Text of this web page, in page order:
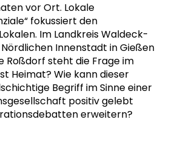
vor Ort. Lokale
fokussiert den
Im Landkreis Waldeck-
Innenstadt in Gießen
Roßdorf steht die Frage im
Heimat? Wie kann dieser
Begriff im Sinne einer
positiv gelebt
erweitern?